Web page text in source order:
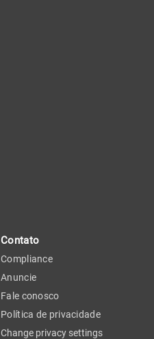
Contato
Compliance
Anuncie
Fale conosco
Política de privacidade
Change privacy settings